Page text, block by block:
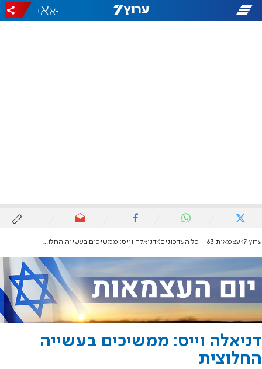
-
+
ערוץ 7 עצמאות 63 - כל העדכונים דניאלה וייס: ממשיכים בעשייה החלוצית
דניאלה וייס: ממשיכים בעשייה
החלוצית